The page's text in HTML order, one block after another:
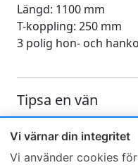
Vi värnar din integritet
Vi använder cookies
Längd: 1100 mm
T-koppling: 250 mm
3 polig hon- och
Tipsa en vän
Skicka ett e-mail och